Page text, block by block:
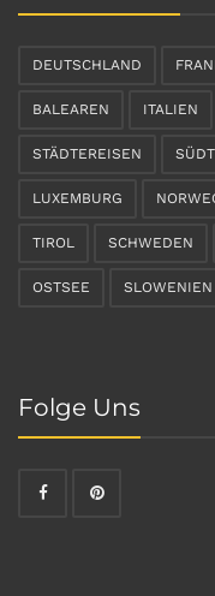
DEUTSCHLAND
BALEAREN ITALIEN
STÄDTEREISEN
LUXEMBURG
TIROL SCHWEDEN
OSTSEE SLOWENIEN
Folge Uns